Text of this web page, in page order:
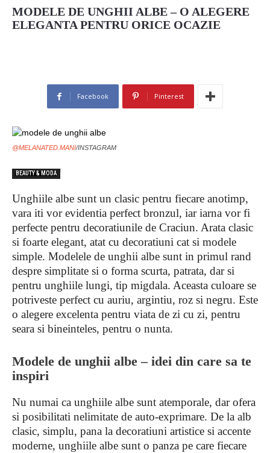
MODELE DE UNGHII ALBE – O ALEGERE
ELEGANTA PENTRU ORICE OCAZIE
Facebook Pinterest
@MELANATED.MANI/INSTAGRAM
BEAUTY & MODA
Unghiile albe sunt un clasic pentru fiecare anotimp,
vara iti vor evidentia perfect bronzul, iar iarna vor fi
perfecte pentru decoratiunile de Craciun. Arata clasic
si foarte elegant, atat cu decoratiuni cat si modele
simple. Modelele de unghii albe sunt in primul rand
despre simplitate si o forma scurta, patrata, dar si
pentru unghiile lungi, tip migdala. Aceasta culoare se
potriveste perfect cu auriu, argintiu, roz si negru. Este
o alegere excelenta pentru viata de zi cu zi, pentru
seara si bineinteles, pentru o nunta.
Modele de unghii albe – idei din care sa te
inspiri
Nu numai ca unghiile albe sunt atemporale, dar ofera
si posibilitati nelimitate de auto-exprimare. De la alb
clasic, simplu, pana la decoratiuni artistice si accente
moderne, unghiile albe sunt o panza pe care fiecare